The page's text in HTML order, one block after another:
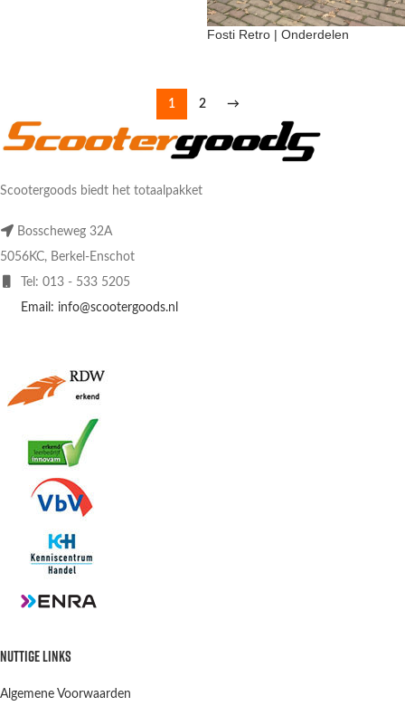
Fosti Retro | Onderdelen
1 2 →
Scootergoods biedt het totaalpakket
Bosscheweg 32A
5056KC, Berkel-Enschot
Tel: 013 - 533 5205
Email: info@scootergoods.nl
NUTTIGE LINKS
Algemene Voorwaarden